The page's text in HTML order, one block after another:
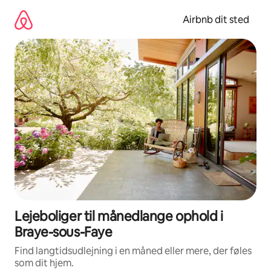
videre
indhold
Airbnb dit sted
Lejeboliger til månedlange ophold i
Braye-sous-Faye
Find langtidsudlejning i en måned eller mere, der føles
som dit hjem.